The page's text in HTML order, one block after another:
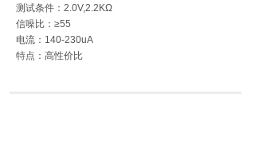
测试条件：2.0V,2.2KΩ
信噪比：≥55
电流：140-230uA
特点：高性价比